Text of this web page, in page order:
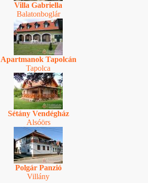
Villa Gabriella
Balatonboglár
Apartmanok Tapolcán
Tapolca
Sétány Vendégház
Alsóörs
Polgár Panzió
Villány